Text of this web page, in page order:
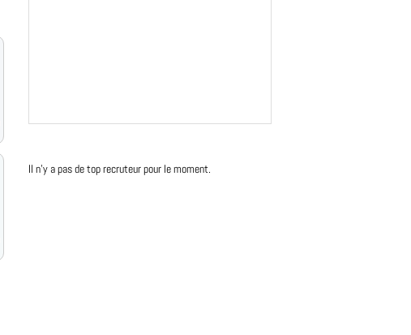
Il n'y a pas de top recruteur pour le moment.